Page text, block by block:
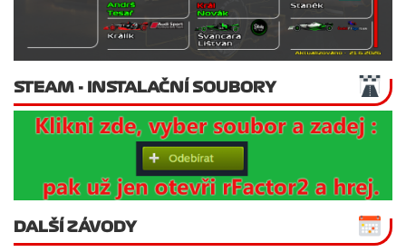
STEAM - INSTALAČNÍ SOUBORY
DALŠÍ ZÁVODY